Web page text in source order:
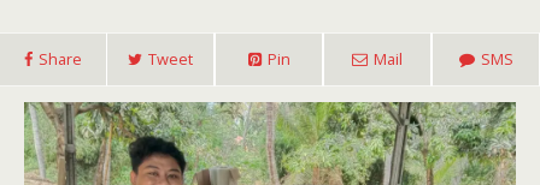
Share Tweet Pin Mail SMS